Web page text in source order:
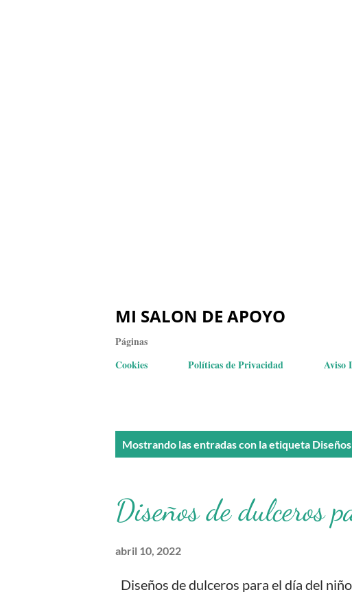
MI SALON DE APOYO
Páginas
Cookies
Políticas de Privacidad Aviso
Mostrando las entradas con la etiqueta
Diseños de dulceros
abril 10, 2022
Diseños de dulceros para el día del